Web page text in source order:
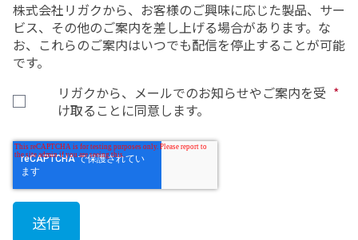
株式会社リガクから、お客様のご興味に応じた製品、サー
ビス、その他のご案内を差し上げる場合があります。な
お、これらのご案内はいつでも配信を停止することが可能
です。
リガクから、メールでのお知らせやご案内を受
け取ることに同意します。
*